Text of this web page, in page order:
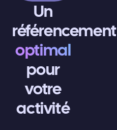
Un
référencement
optimal
pour
votre
activité